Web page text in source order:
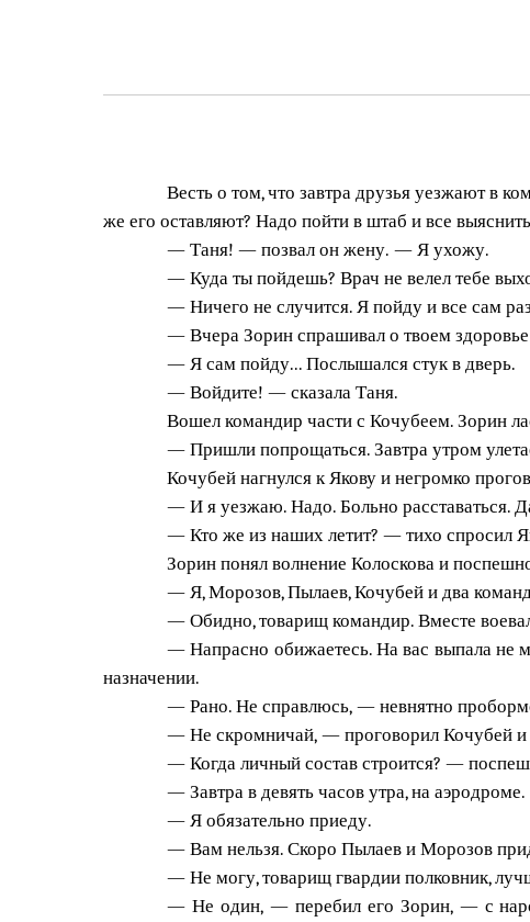
Весть о том, что завтра друзья уезжают в
же его оставляют? Надо пойти в штаб и все
— Таня! — позвал он жену. — Я ухожу.
— Куда ты пойдешь? Врач не велел тебе
— Ничего не случится. Я пойду и все сам
— Вчера Зорин спрашивал о твоем здоровье
— Я сам пойду... Послышался стук в дверь.
— Войдите! — сказала Таня.
Вошел командир части с Кочубеем. Зорин
— Пришли попрощаться. Завтра утром
Кочубей нагнулся к Якову и негромко
— И я уезжаю. Надо. Больно расставаться.
— Кто же из наших летит? — тихо спросил
Зорин понял волнение Колоскова и
— Я, Морозов, Пылаев, Кочубей и два
— Обидно, товарищ командир. Вместе
— Напрасно обижаетесь. На вас выпала не
назначении.
— Рано. Не справлюсь, — невнятно
— Не скромничай, — проговорил Кочубей и
— Когда личный состав строится? —
— Завтра в девять часов утра, на аэродроме.
— Я обязательно приеду.
— Вам нельзя. Скоро Пылаев и Морозов
— Не могу, товарищ гвардии полковник,
— Не один, — перебил его Зорин, — с